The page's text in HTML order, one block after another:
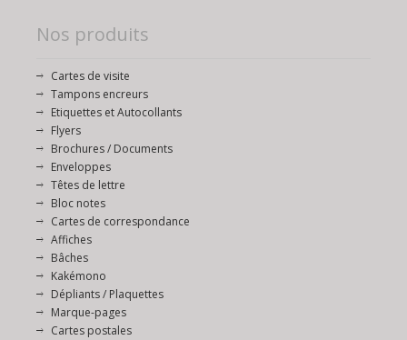
Nos produits
Cartes de visite
Tampons encreurs
Etiquettes et Autocollants
Flyers
Brochures / Documents
Enveloppes
Têtes de lettre
Bloc notes
Cartes de correspondance
Affiches
Bâches
Kakémono
Dépliants / Plaquettes
Marque-pages
Cartes postales